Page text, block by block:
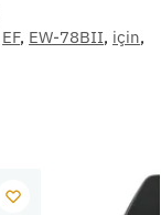
EF, EW-78BII, için,